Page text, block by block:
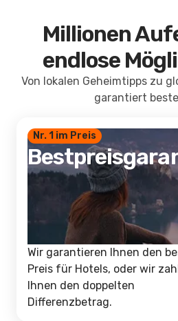
Millionen
endlose
Von lokalen Geheimtipps zu
garantiert
Nr. 1 im Preis
Wir garantieren Ihnen den
Preis für Hotels, oder wir
Ihnen den doppelten
Differenzbetrag.